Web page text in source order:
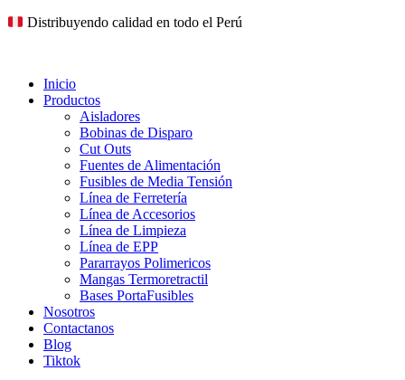
Ir
Distribuyendo calidad en todo el Perú
Inicio
Productos
Aisladores
Bobinas de Disparo
Cut Outs
Fuentes de Alimentación
Fusibles de Media Tensión
Línea de Ferretería
Línea de Accesorios
Línea de Limpieza
Línea de EPP
Pararrayos Polimericos
Mangas Termoretractil
Bases PortaFusibles
Nosotros
Contactanos
Blog
Tiktok